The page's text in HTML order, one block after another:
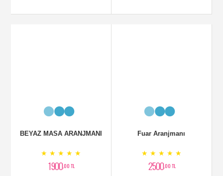
BEYAZ MASA ARANJMANI
★ ★ ★ ★ ★
1900,00 TL
Fuar Aranjmanı
★ ★ ★ ★ ★
2500,00 TL